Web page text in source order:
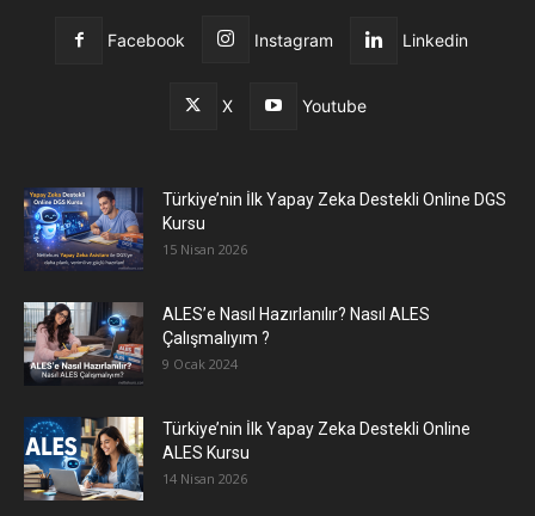
Facebook Instagram Linkedin
X Youtube
Türkiye’nin İlk Yapay Zeka Destekli Online DGS
Kursu
15 Nisan 2026
ALES’e Nasıl Hazırlanılır? Nasıl ALES
Çalışmalıyım ?
9 Ocak 2024
Türkiye’nin İlk Yapay Zeka Destekli Online
ALES Kursu
14 Nisan 2026